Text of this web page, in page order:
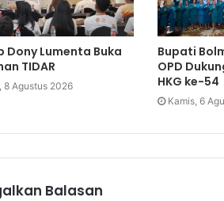
Dony Lumenta Buka
TIDAR
8 Agustus 2026
Bupati
OPD
HKG ke-54
Kamis, 6
Balasan